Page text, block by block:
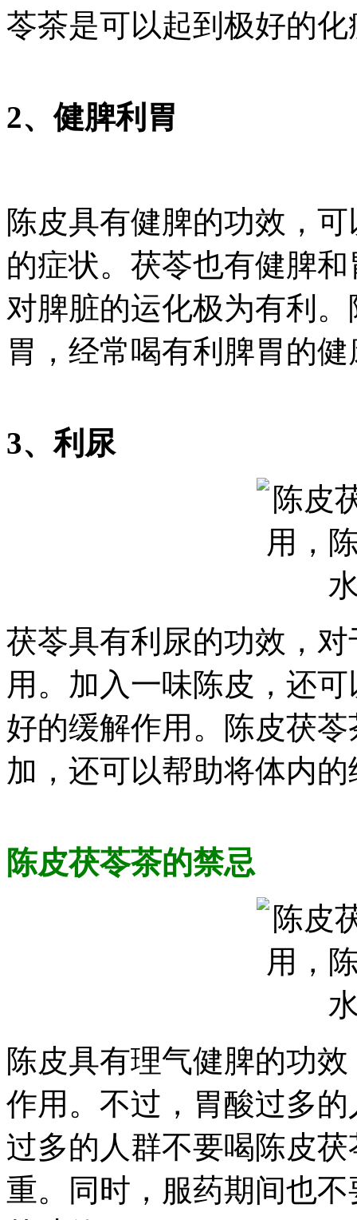
苓茶是可以起到极好的
2、健脾利胃
陈皮具有健脾的功效，
的症状。茯苓也有健脾
对脾脏的运化极为有利
胃，经常喝有利脾胃的健
3、利尿
茯苓具有利尿的功效，
用。加入一味陈皮，还
好的缓解作用。陈皮茯
加，还可以帮助将体内
陈皮茯苓茶的禁忌
陈皮具有理气健脾的功
作用。不过，胃酸过多
过多的人群不要喝陈皮
重。同时，服药期间也